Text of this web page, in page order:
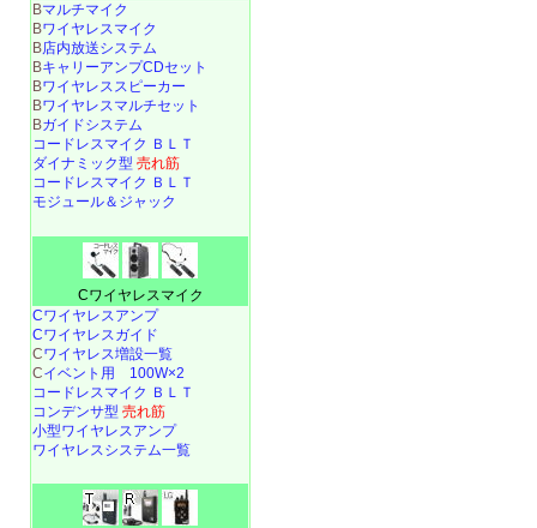
Bマルチマイク
Bワイヤレスマイク
B店内放送システム
BキャリーアンプCDセット
Bワイヤレススピーカー
Bワイヤレスマルチセット
Bガイドシステム
コードレスマイク ＢＬＴ
ダイナミック型 売れ筋
コードレスマイク ＢＬＴ
モジュール＆ジャック
Cワイヤレスマイク
Cワイヤレスアンプ
Cワイヤレスガイド
Cワイヤレス増設一覧
Cイベント用 100W×2
コードレスマイク ＢＬＴ
コンデンサ型 売れ筋
小型ワイヤレスアンプ
ワイヤレスシステム一覧